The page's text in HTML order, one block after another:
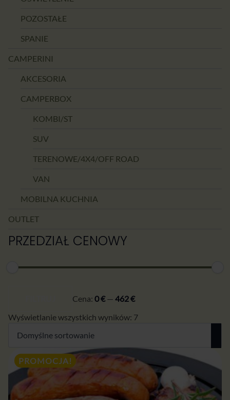
POZOSTAŁE
SPANIE
CAMPERINI
AKCESORIA
CAMPERBOX
KOMBI/ST
SUV
TERENOWE/4X4/OFF ROAD
VAN
MOBILNA KUCHNIA
OUTLET
PRZEDZIAŁ CENOWY
Cena: 0 €— 462 €
Wyświetlanie wszystkich wyników: 7
PROMOCJA!